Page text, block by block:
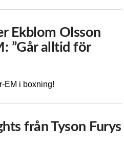
Ekblom Olsson
”Går alltid för
EM i boxning!
från Tyson Furys